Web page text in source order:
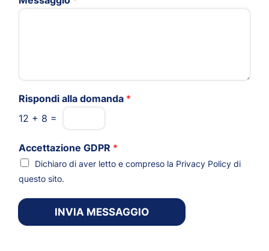
Rispondi alla domanda *
12 + 8 =
Accettazione GDPR *
Dichiaro di aver letto e compreso la Privacy Policy di
questo sito.
INVIA MESSAGGIO